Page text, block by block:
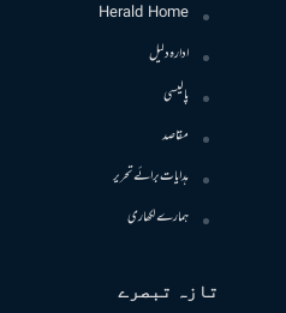
Herald Home
ادارہ دلیل
پالیسی
مقاصد
ہدایات برائے تحریر
ہمارے لکھاری
تازہ تبصرے